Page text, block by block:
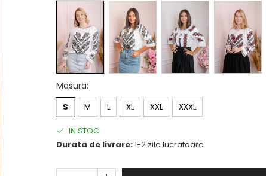
Masura:
S M L XL XXL XXXL
IN STOC
Durata de livrare:1-2 zile lucratoare